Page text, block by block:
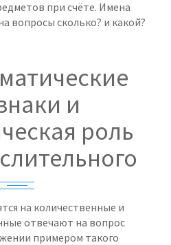
при счёте. Имена
вопросы сколько? и какой?
и
роль
на количественные и
отвечают на вопрос
примером такого